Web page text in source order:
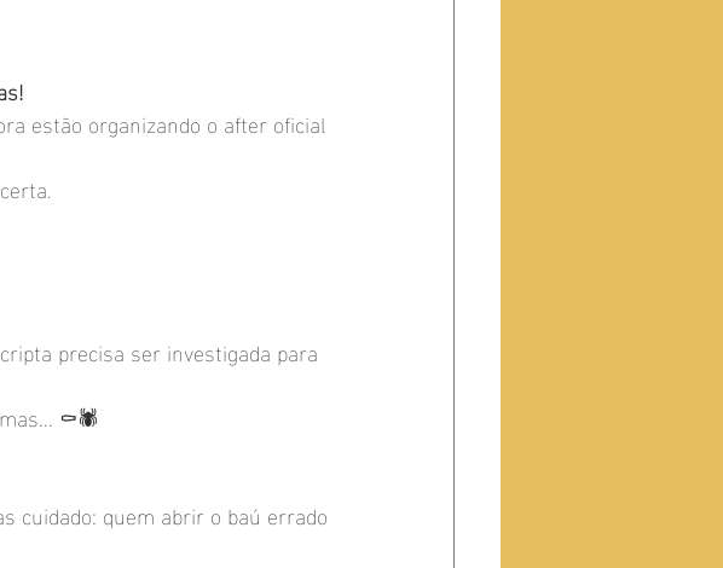
estão organizando o after oficial
precisa ser investigada para
⚰🕷
cuidado: quem abrir o baú errado